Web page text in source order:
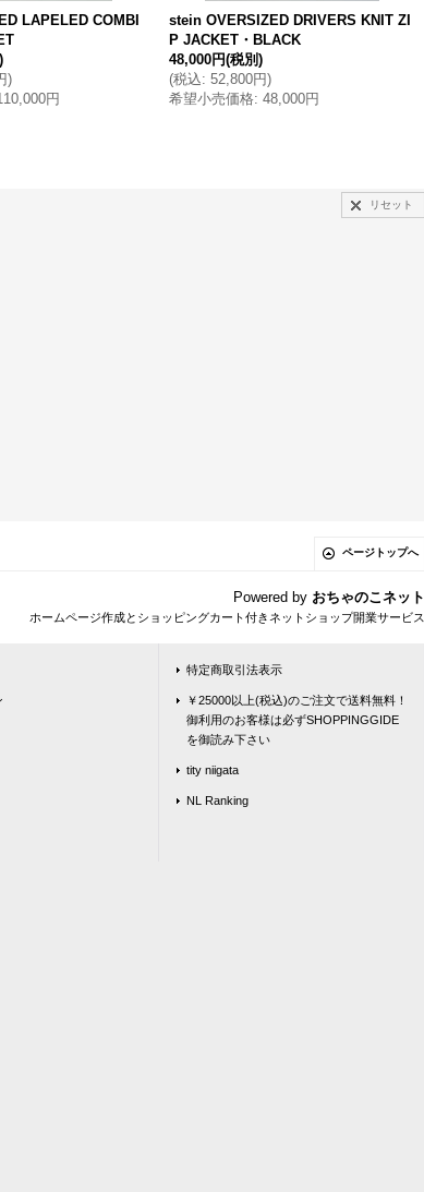
LAPELED COMBI
)
円
stein OVERSIZED DRIVERS KNIT ZI
P JACKET・BLACK
48,000円(税別)
(税込: 52,800円)
希望小売価格: 48,000円
リセット
ページトップへ
Powered by おちゃのこネット
ホームページ作成とショッピングカート付きネットショップ開業サービス
特定商取引法表示
￥25000以上(税込)のご注文で送料無料！
御利用のお客様は必ずSHOPPINGGIDE
を御読み下さい
tity niigata
NL Ranking